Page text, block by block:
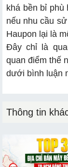
khá bền bỉ phù
nếu nhu cầu
Haupon lại là
Đây chỉ là
quan điểm thế
dưới bình luận
Thông tin